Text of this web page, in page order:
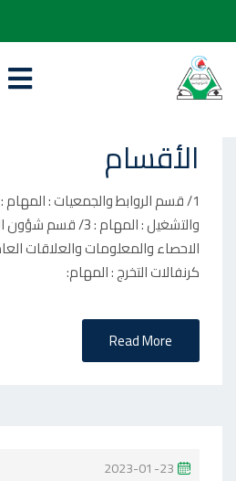
S
E
D
O
N
الأقسام
كرنفالات التخرج : المهام:
Read More
P
2023-01-23